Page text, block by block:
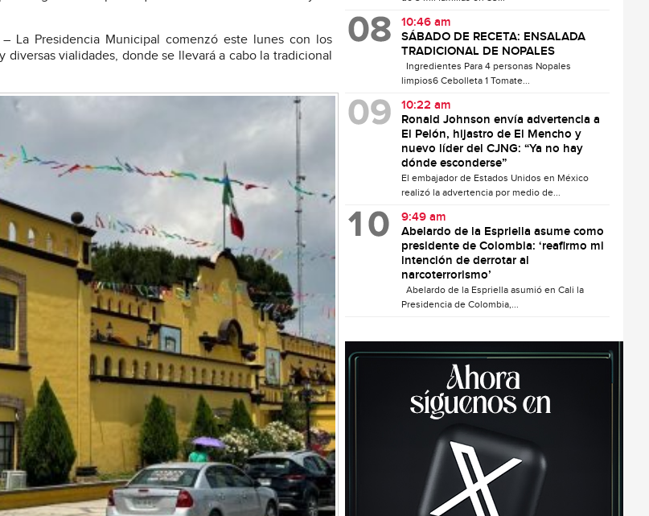
La Presidencia Municipal comenzó este lunes con los
vialidades, donde se llevará a cabo la tradicional
10:46 am
SÁBADO DE RECETA: ENSALADA
TRADICIONAL DE NOPALES
Ingredientes Para 4 personas Nopales
limpios6 Cebolleta 1 Tomate...
10:22 am
Ronald Johnson envía advertencia a
El Pelón, hijastro de El Mencho y
nuevo líder del CJNG: “Ya no hay
dónde esconderse”
El embajador de Estados Unidos en México
realizó la advertencia por medio de...
9:49 am
Abelardo de la Espriella asume como
presidente de Colombia: ‘reafirmo mi
intención de derrotar al
narcoterrorismo’
Abelardo de la Espriella asumió en Cali la
Presidencia de Colombia,...